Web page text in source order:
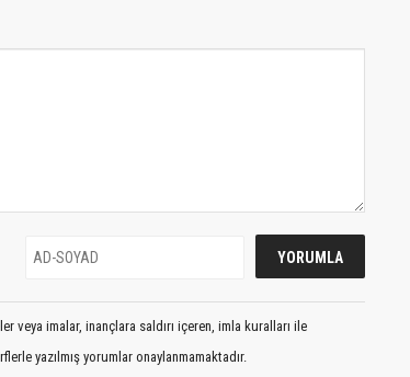
veya imalar, inançlara saldırı içeren, imla kuralları ile
yazılmış yorumlar onaylanmamaktadır.